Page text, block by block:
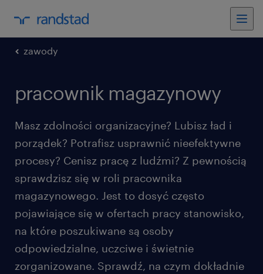
zawody
pracownik magazynowy
Masz zdolności organizacyjne? Lubisz ład i
porządek? Potrafisz usprawnić nieefektywne
procesy? Cenisz pracę z ludźmi? Z pewnością
sprawdzisz się w roli pracownika
magazynowego. Jest to dosyć często
pojawiające się w ofertach pracy stanowisko,
na które poszukiwane są osoby
odpowiedzialne, uczciwe i świetnie
zorganizowane. Sprawdź, na czym dokładnie